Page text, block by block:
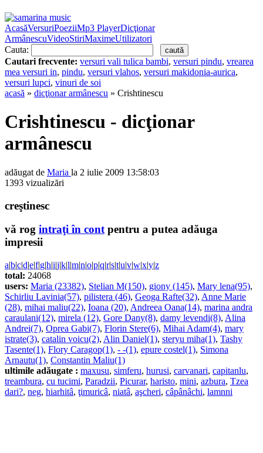
AcasăVersuriPoeziiMp3 PlayerDicţionar
ArmânescuVideoStiriMaximeUtilizatori
Cauta:
Cautari frecvente: versuri vali tulica bambi, versuri pindu, vrearea
mea versuri in, pindu, versuri vlahos, versuri makidonia-aurica,
versuri lupci, vinuri de soi
acasă » dicţionar armânescu » Crishtinescu
Crishtinescu - dicţionar
armânescu
adăugat de Maria la 2 iulie 2009 13:58:03
1393 vizualizări
creştinesc
vă rog intraţi în contpentru a putea adăuga
impresii
a|b|c|d|e|f|g|h|i|j|k|l|m|n|o|p|q|r|s|t|u|v|w|x|y|z
total: 24068
users: Maria (23382), Stelian M(150), giony (145), Mary lena(95),
Schirliu Lavinia(57), pilistera (46), Geoga Rafte(32), Anne Marie
(28), mihai maliu(22), Ioana (20), Andreea Oana(14), marina andra
caraulani(12), mirela (12), Gore Dany(8), damy levendi(8), Alina
Andrei(7), Oprea Gabi(7), Florin Stere(6), Mihai Adam(4), mary
istrate(3), catalin voicu(2), Alin Daniel(1), steryu miha(1), Tashy
Tasente(1), Flory Caragop(1), - -(1), epure costel(1), Simona
Arnautu(1), Constantin Maliu(1)
ultimile adăugate : maxusu, simferu, hurusi, carvanari, capitanlu,
treambura, cu tucimi, Paradzii, Picurar, haristo, mini, azbura, Tzea
dari?, neg, hiarhitâ, ţimuricâ, niatâ, aşcheri, câpânâchi, lamnni